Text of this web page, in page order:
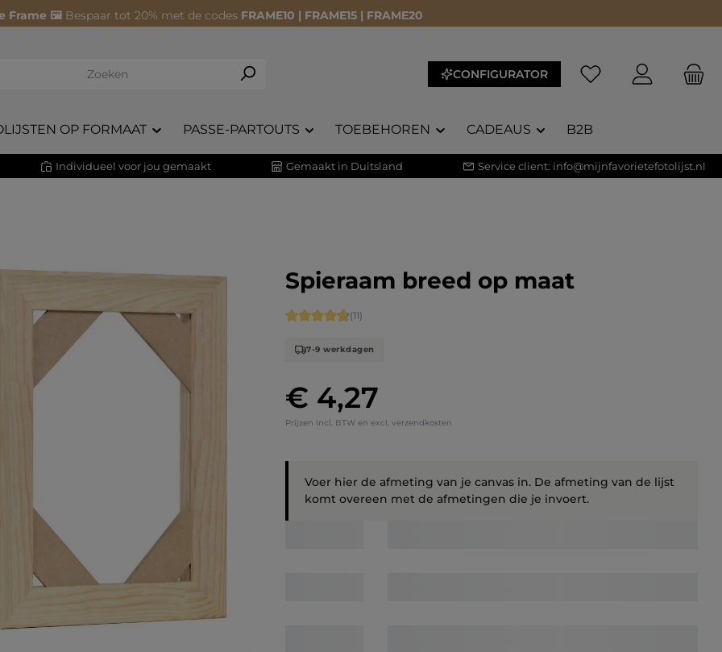
Frame 🖼️ Bespaar tot 20% met de codes FRAME10 | FRAME15 | FRAME20
CONFIGURATOR
OP FORMAAT PASSE-PARTOUTS TOEBEHOREN CADEAUS B2B
Individueel voor jou gemaakt Gemaakt in Duitsland Service client: info@mijnfavorietefotolijst.nl
Spieraam breed op maat
Normale prijs:
€ 4,27
Prijzen incl. BTW en excl. verzendkosten
Gemiddelde waardering van 4.82 van 5 sterren
(11)
7-9 werkdagen
Voer hier de afmeting van je canvas in. De afmeting van de lijst
komt overeen met de afmetingen die je invoert.